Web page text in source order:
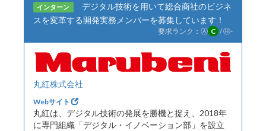
インターン
デジタル技術を用いて総合商社のビジネ
スを変革する開発実務メンバーを募集しています！
要求ランク： Ⓐ C /Ⓗ-
丸紅株式会社
Webサイト
丸紅は、デジタル技術の発展を勝機と捉え、2018年
に専門組織「デジタル・イノベーション部」を設立